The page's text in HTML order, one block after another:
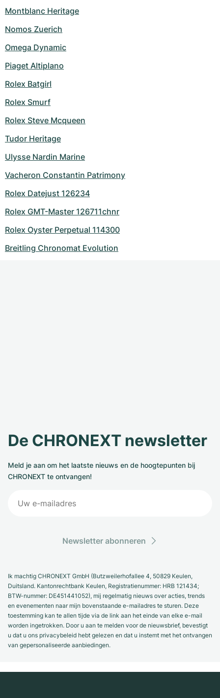
Montblanc Heritage
Nomos Zuerich
Omega Dynamic
Piaget Altiplano
Rolex Batgirl
Rolex Smurf
Rolex Steve Mcqueen
Tudor Heritage
Ulysse Nardin Marine
Vacheron Constantin Patrimony
Rolex Datejust 126234
Rolex GMT-Master 126711chnr
Rolex Oyster Perpetual 114300
Breitling Chronomat Evolution
De CHRONEXT newsletter
Meld je aan om het laatste nieuws en de hoogtepunten bij
CHRONEXT te ontvangen!
Newsletter abonneren
Ik machtig CHRONEXT GmbH (Butzweilerhofallee 4, 50829 Keulen,
Duitsland. Kantonrechtbank Keulen, Registratienummer: HRB 121434;
BTW-nummer: DE451441052), mij regelmatig nieuws over acties, trends
en evenementen naar mijn bovenstaande e-mailadres te sturen. Deze
toestemming kan te allen tijde via de link aan het einde van elke e-mail
worden ingetrokken. Door u aan te melden voor de nieuwsbrief, bevestigt
u dat u ons privacybeleid hebt gelezen en dat u instemt met het ontvangen
van gepersonaliseerde aanbiedingen.